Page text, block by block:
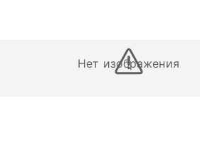
Нет изображения